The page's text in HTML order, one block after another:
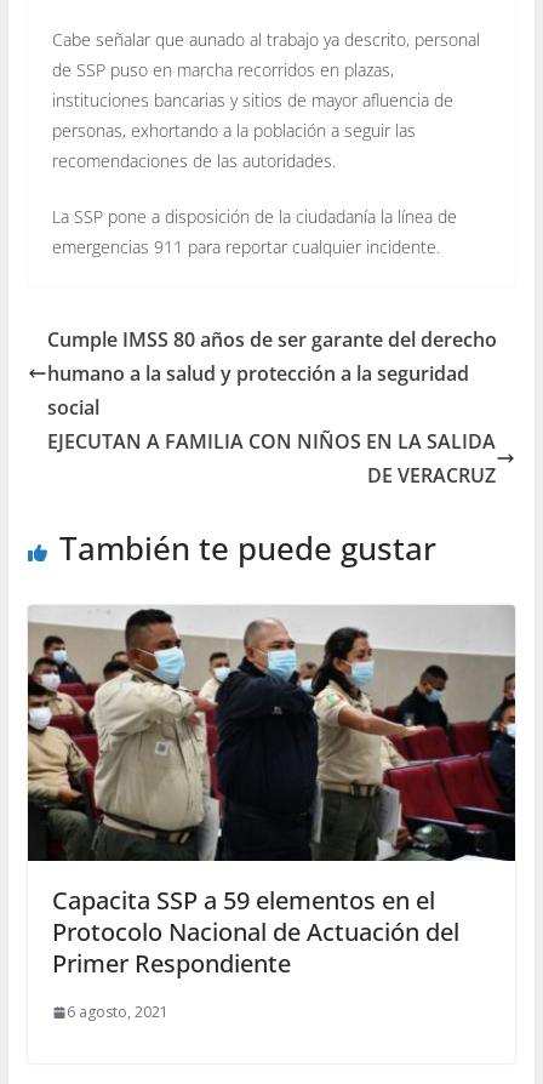
Cabe señalar que aunado al trabajo ya descrito, personal
de SSP puso en marcha recorridos en plazas,
instituciones bancarias y sitios de mayor afluencia de
personas, exhortando a la población a seguir las
recomendaciones de las autoridades.
La SSP pone a disposición de la ciudadanía la línea de
emergencias 911 para reportar cualquier incidente.
Cumple IMSS 80 años de ser garante del derecho
humano a la salud y protección a la seguridad
social
EJECUTAN A FAMILIA CON NIÑOS EN LA SALIDA
DE VERACRUZ
También te puede gustar
Capacita SSP a 59 elementos en el
Protocolo Nacional de Actuación del
Primer Respondiente
6 agosto, 2021